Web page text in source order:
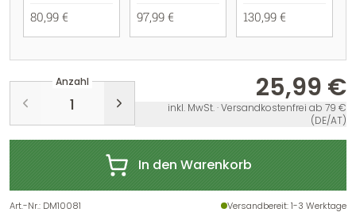
80,99 € 97,99 € 130,99 €
Anzahl 25,99 €
inkl. MwSt. · Versandkostenfrei ab 79 €
(DE/AT)
In den Warenkorb
Art.-Nr.: DM10081 Versandbereit: 1-3 Werktage